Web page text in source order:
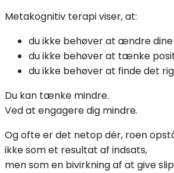
Metakognitiv terapi viser, at:
du ikke behøver at ændre
du ikke behøver at tænke
du ikke behøver at finde det
Du kan tænke mindre.
Ved at engagere dig mindre.
Og ofte er det netop dér, roen
ikke som et resultat af indsats,
men som en bivirkning af at give